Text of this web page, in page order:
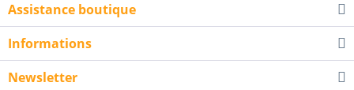
Assistance boutique
Informations
Newsletter